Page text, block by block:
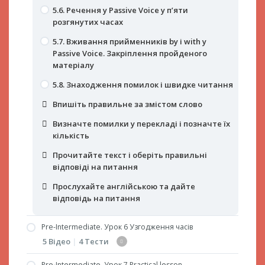
відповідь на питання
відповідь на питання
відповідь на питання
5.6. Речення у Passive Voice у п’яти
розгянутих часах
5.7. Вживання прийменників by і with у
Passive Voice. Закріплення пройденого
матеріалу
5.8. Знаходження помилок і швидке читання
Впишіть правильне за змістом слово
Визначте помилки у перекладі і позначте їх
кількість
Прочитайте текст і оберіть правильні
відповіді на питання
Прослухайте англійською та дайте
відповідь на питання
Pre-Intermediate. Урок 6 Узгодження часів
5 Відео | 4 Тести